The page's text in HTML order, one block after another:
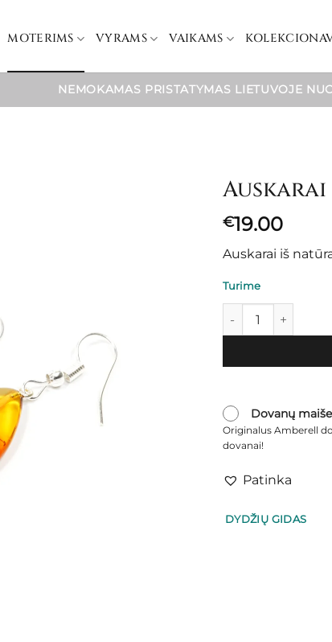
MOTERIMS VYRAMS VAIKAMS
NEMOKAMAS PRISTATYMAS LIETUVOJE
Auskarai
€19.00
Auskarai iš
Turime
produkto kiekis:
Dovanų
Originalus Amberell
dovanai!
Patinka
DYDŽIŲ GIDAS